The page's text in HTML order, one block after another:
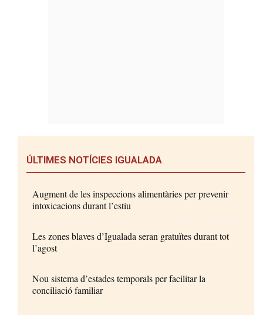
ÚLTIMES NOTÍCIES IGUALADA
Augment de les inspeccions alimentàries per prevenir
intoxicacions durant l’estiu
Les zones blaves d’Igualada seran gratuïtes durant tot
l’agost
Nou sistema d’estades temporals per facilitar la
conciliació familiar